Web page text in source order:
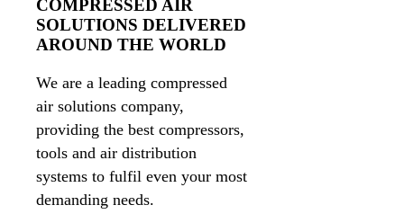
COMPRESSED AIR
SOLUTIONS DELIVERED
AROUND THE WORLD
We are a leading compressed
air solutions company,
providing the best compressors,
tools and air distribution
systems to fulfil even your most
demanding needs.